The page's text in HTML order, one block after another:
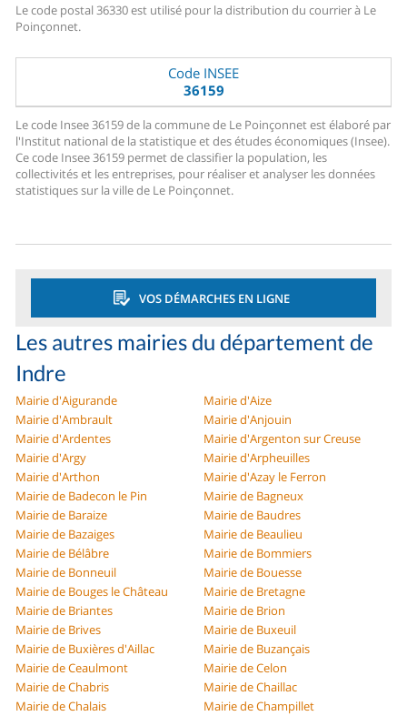
Le code postal 36330 est utilisé pour la distribution du courrier à Le
Poinçonnet.
Code INSEE
36159
Le code Insee 36159 de la commune de Le Poinçonnet est élaboré par
l'Institut national de la statistique et des études économiques (Insee).
Ce code Insee 36159 permet de classifier la population, les
collectivités et les entreprises, pour réaliser et analyser les données
statistiques sur la ville de Le Poinçonnet.
VOS DÉMARCHES EN LIGNE
Les autres mairies du département de
Indre
Mairie d'Aigurande
Mairie d'Aize
Mairie d'Ambrault
Mairie d'Anjouin
Mairie d'Ardentes
Mairie d'Argenton sur Creuse
Mairie d'Argy
Mairie d'Arpheuilles
Mairie d'Arthon
Mairie d'Azay le Ferron
Mairie de Badecon le Pin
Mairie de Bagneux
Mairie de Baraize
Mairie de Baudres
Mairie de Bazaiges
Mairie de Beaulieu
Mairie de Bélâbre
Mairie de Bommiers
Mairie de Bonneuil
Mairie de Bouesse
Mairie de Bouges le Château
Mairie de Bretagne
Mairie de Briantes
Mairie de Brion
Mairie de Brives
Mairie de Buxeuil
Mairie de Buxières d'Aillac
Mairie de Buzançais
Mairie de Ceaulmont
Mairie de Celon
Mairie de Chabris
Mairie de Chaillac
Mairie de Chalais
Mairie de Champillet